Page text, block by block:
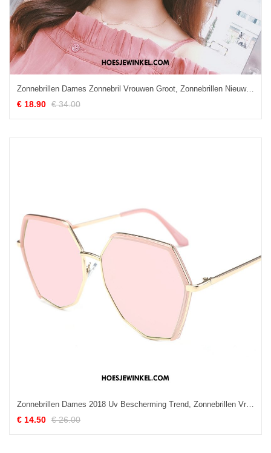
Zonnebrillen Dames Zonnebril Vrouwen Groot, Zonnebrillen Nieuw Reis Schwarz
€ 18.90 € 34.00
€ 14.50 € 26.00